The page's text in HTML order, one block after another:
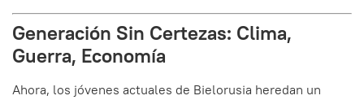
Generación Sin Certezas: Clima,
Guerra, Economía
Ahora, los jóvenes actuales de Bielorusia heredan un